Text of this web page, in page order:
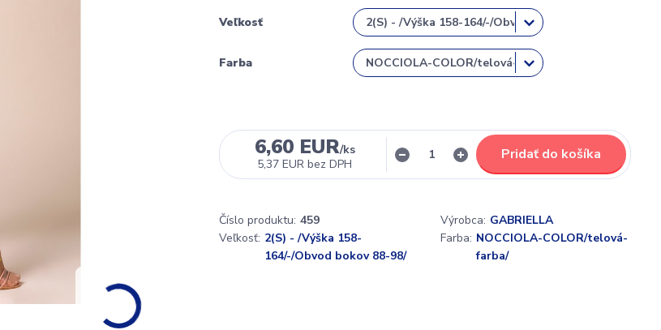
Veľkosť
Farba
6,60 EUR/ks
5,37 EUR bez DPH
Pridať do košíka
Číslo produktu: 459 Výrobca: GABRIELLA
Veľkosť: 2(S) - /Výška 158-
164/-/Obvod bokov 88-98/
Farba: NOCCIOLA-COLOR/telová-
farba/